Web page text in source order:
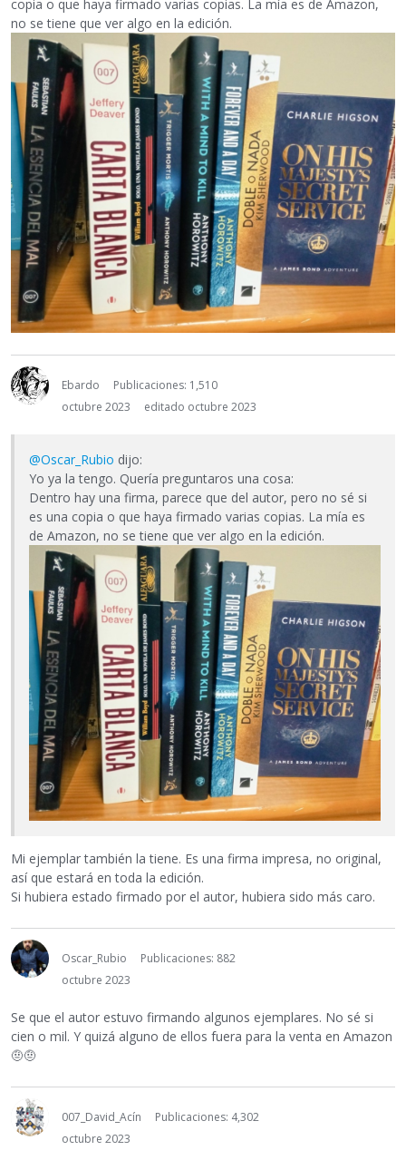
copia o que haya firmado varias copias. La mía es de Amazon,
no se tiene que ver algo en la edición.
Ebardo
Publicaciones: 1,510
octubre 2023
editado octubre 2023
@Oscar_Rubio dijo:
Yo ya la tengo. Quería preguntaros una cosa:
Dentro hay una firma, parece que del autor, pero no sé si
es una copia o que haya firmado varias copias. La mía es
de Amazon, no se tiene que ver algo en la edición.
Mi ejemplar también la tiene. Es una firma impresa, no original,
así que estará en toda la edición.
Si hubiera estado firmado por el autor, hubiera sido más caro.
Oscar_Rubio
Publicaciones: 882
octubre 2023
Se que el autor estuvo firmando algunos ejemplares. No sé si
cien o mil. Y quizá alguno de ellos fuera para la venta en Amazon
🤨🤨
007_David_Acín
Publicaciones: 4,302
octubre 2023